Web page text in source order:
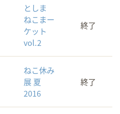
としま
ねこまー
ケット
vol.2
終了
ねこ休み
展 夏
2016
終了